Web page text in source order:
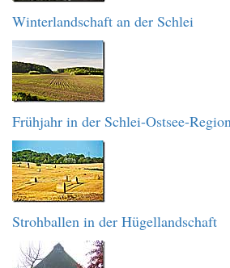
Winterlandschaft an der Schlei
Frühjahr in der Schlei-Ostsee-
Strohballen in der Hügellandschaft